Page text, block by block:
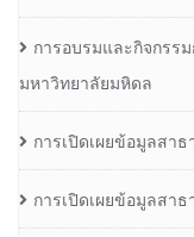
การอบรมและกิจกรร
มหาวิทยาลัยมหิดล
การเปิดเผยข้อมูลสา
การเปิดเผยข้อมูลสา